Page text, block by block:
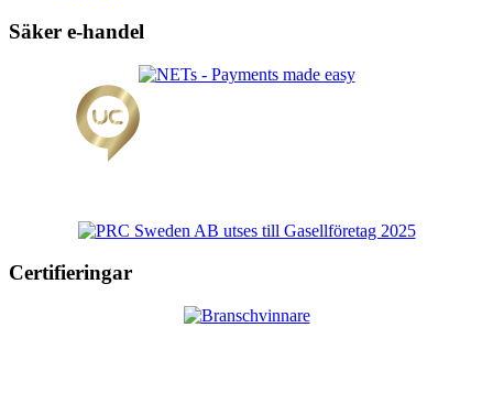
Säker e-handel
Certifieringar